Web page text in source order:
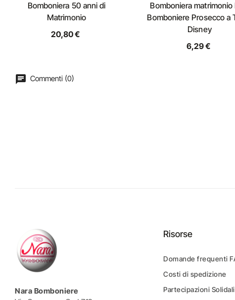
Bomboniera 50 anni di
Matrimonio
20,80 €
Bomboniera matrimonio
Bomboniere Prosecco a
Disney
6,29 €
Commenti (0)
Nara Bomboniere
Risorse
Domande frequenti
Costi di spedizione
Partecipazioni Solidali